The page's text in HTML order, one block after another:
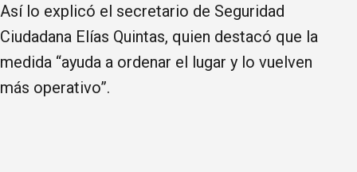
Así lo explicó el secretario de Seguridad
Ciudadana Elías Quintas, quien destacó que la
medida “ayuda a ordenar el lugar y lo vuelven
más operativo”.